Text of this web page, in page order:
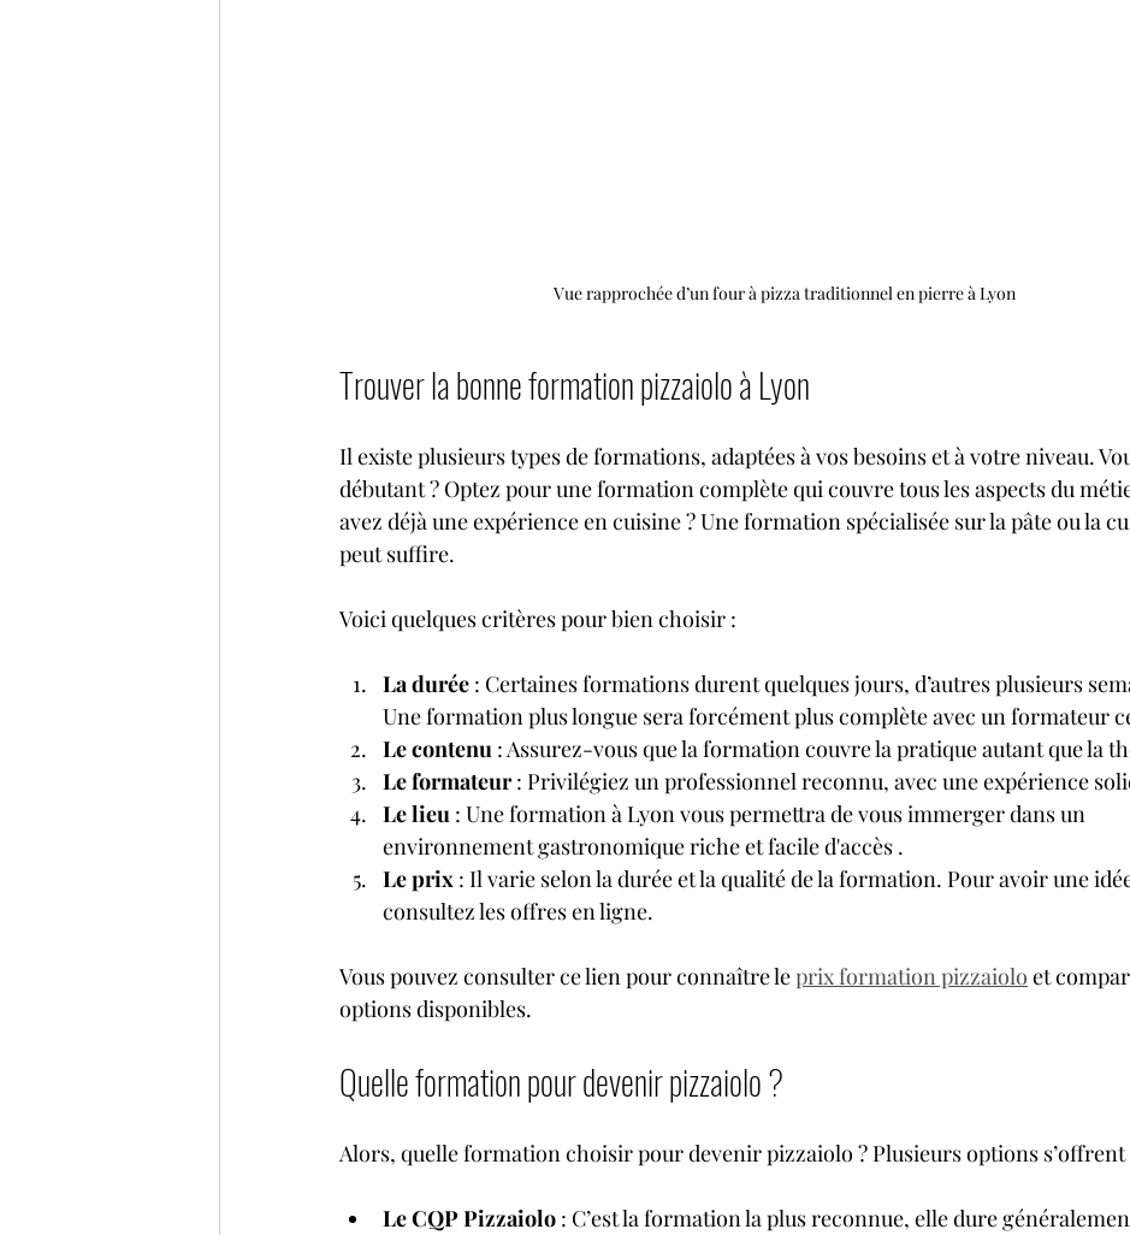
Vue rapprochée d’un four à pizza traditionnel en pierre à Lyon
Trouver la bonne formation pizzaiolo à Lyon
Il existe plusieurs types de formations, adaptées à vos besoins et à votre niveau.
débutant ? Optez pour une formation complète qui couvre tous les aspects du
avez déjà une expérience en cuisine ? Une formation spécialisée sur la pâte ou la
peut suffire.
Voici quelques critères pour bien choisir :
La durée : Certaines formations durent quelques jours, d’autres plusieurs
Une formation plus longue sera forcément plus complète avec un formateur
Le contenu : Assurez-vous que la formation couvre la pratique autant que la
Le formateur : Privilégiez un professionnel reconnu, avec une expérience
Le lieu : Une formation à Lyon vous permettra de vous immerger dans un
environnement gastronomique riche et facile d'accès .
Le prix : Il varie selon la durée et la qualité de la formation. Pour avoir une
consultez les offres en ligne.
Vous pouvez consulter ce lien pour connaître le prix formation pizzaiolo et
options disponibles.
Quelle formation pour devenir pizzaiolo ?
Alors, quelle formation choisir pour devenir pizzaiolo ? Plusieurs options s’offrent
Le CQP Pizzaiolo : C’est la formation la plus reconnue, elle dure